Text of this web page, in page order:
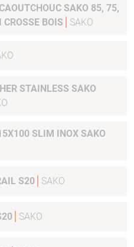
SAKO 85, 75,
BOIS
SAKO
STAINLESS SAKO
S20 SAKO
SAKO